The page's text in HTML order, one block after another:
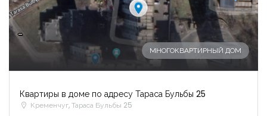
-
МНОГОКВАРТИРНЫЙ ДОМ
Квартиры в доме по адресу Тараса Бульбы 25
Кременчуг, Тараса Бульбы 25